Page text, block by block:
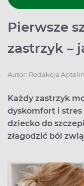
Pierwsze
zastrzyk –
Autor: Redakcja
Każdy zastrzyk
dyskomfort i
dziecko do
złagodzić ból